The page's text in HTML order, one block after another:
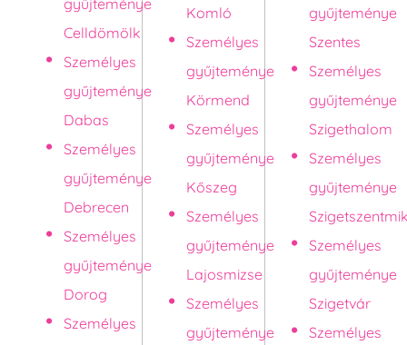
Celldömölk
Személyes
gyűjteménye
Dabas
Személyes
gyűjteménye
Debrecen
Személyes
gyűjteménye
Dorog
Személyes
Komló
Személyes
gyűjteménye
Körmend
Személyes
gyűjteménye
Kőszeg
Személyes
gyűjteménye
Lajosmizse
Személyes
gyűjteménye
gyűjteménye
Szentes
Személyes
gyűjteménye
Szigethalom
Személyes
gyűjteménye
Személyes
gyűjteménye
Szigetvár
Személyes